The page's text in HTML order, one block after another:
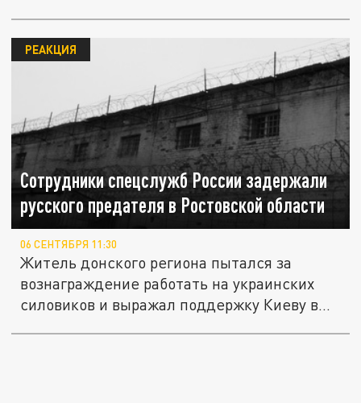
Сотрудники спецслужб России задержали
русского предателя в Ростовской области
РЕАКЦИЯ
06 СЕНТЯБРЯ 11:30
Житель донского региона пытался за
вознаграждение работать на украинских
силовиков и выражал поддержку Киеву в...